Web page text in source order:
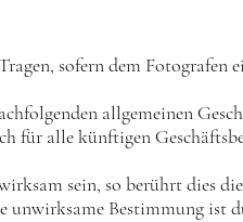
sofern dem Fotografen
allgemeinen
für alle künftigen
sein, so berührt dies
unwirksame Bestimmung ist